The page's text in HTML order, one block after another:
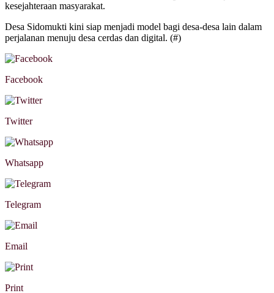
kesejahteraan masyarakat.
Desa Sidomukti kini siap menjadi model bagi desa-desa lain dalam
perjalanan menuju desa cerdas dan digital. (#)
Facebook
Twitter
Whatsapp
Telegram
Email
Print